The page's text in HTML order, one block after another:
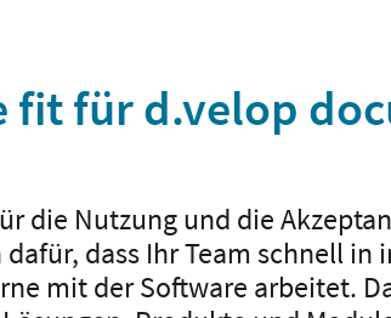
fit für d.velop
die Nutzung und die
dass Ihr Team schnell in
mit der Software arbeitet.